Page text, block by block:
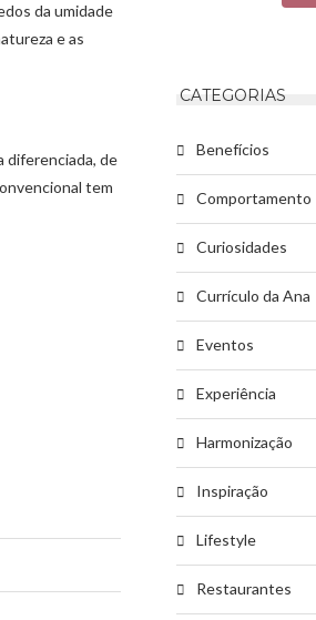
da umidade
e as
diferenciada, de
tem
CATEGORIAS
Benefícios
Comportamento
Curiosidades
Currículo da Ana
Eventos
Experiência
Harmonização
Inspiração
Lifestyle
Restaurantes